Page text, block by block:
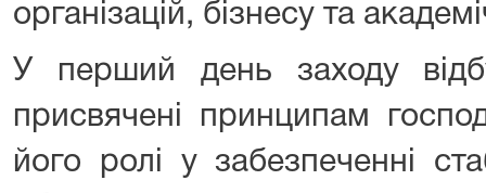
організацій, бізнесу та
У перший день заходу
присвячені принципам
його ролі у забезпеченні